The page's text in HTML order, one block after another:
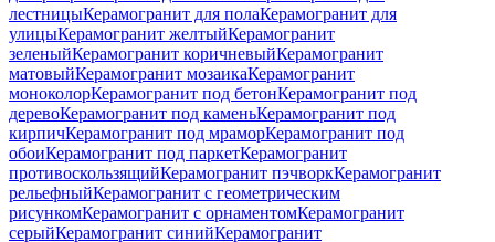
лестницыКерамогранит для полаКерамогранит для
улицыКерамогранит желтыйКерамогранит
зеленыйКерамогранит коричневыйКерамогранит
матовыйКерамогранит мозаикаКерамогранит
моноколорКерамогранит под бетонКерамогранит под
деревоКерамогранит под каменьКерамогранит под
кирпичКерамогранит под мраморКерамогранит под
обоиКерамогранит под паркетКерамогранит
противоскользящийКерамогранит пэчворкКерамогранит
рельефныйКерамогранит с геометрическим
рисункомКерамогранит с орнаментомКерамогранит
серыйКерамогранит синийКерамогранит